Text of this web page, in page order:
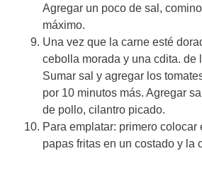
Agregar un poco de sal,
máximo.
Una vez que la carne esté
cebolla morada y una cdita. de
Sumar sal y agregar los
por 10 minutos más. Agregar
de pollo, cilantro picado.
Para emplatar: primero colocar
papas fritas en un costado y la